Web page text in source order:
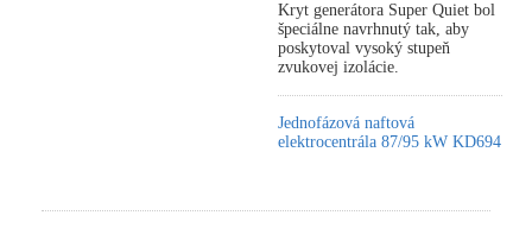
Kryt generátora Super Quiet bol
špeciálne navrhnutý tak, aby
poskytoval vysoký stupeň
zvukovej izolácie.
Jednofázová naftová
elektrocentrála 87/95 kW KD694